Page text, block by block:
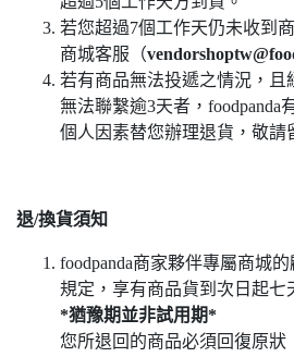
若您超過7個工作天仍未收到
商城客服（
若有商品無法投遞之情況，且
無法聯繫逾3天者，foodpanda
個人因素替您辦理退貨，敬請
退/換貨須知
foodpanda商家夥伴專屬商城
規定，享有商品貨到次日起七
*猶豫期並非試用期*
您所退回的商品必須回復原狀